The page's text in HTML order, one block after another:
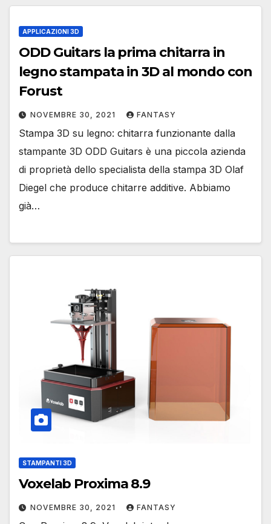
APPLICAZIONI 3D
ODD Guitars la prima chitarra in
legno stampata in 3D al mondo con
Forust
NOVEMBRE 30, 2021 FANTASY
Stampa 3D su legno: chitarra funzionante dalla
stampante 3D ODD Guitars è una piccola azienda
di proprietà dello specialista della stampa 3D Olaf
Diegel che produce chitarre additive. Abbiamo
già…
STAMPANTI 3D
Voxelab Proxima 8.9
NOVEMBRE 30, 2021 FANTASY